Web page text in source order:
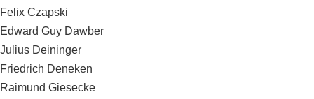
Felix Czapski
Edward Guy Dawber
Julius Deininger
Friedrich Deneken
Raimund Giesecke